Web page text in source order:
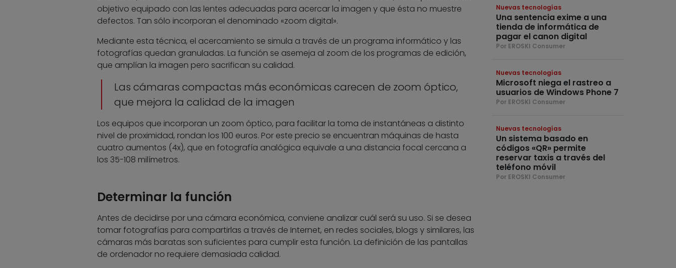
objetivo equipado con las lentes adecuadas para acercar la imagen y que ésta no muestre
defectos. Tan sólo incorporan el denominado «zoom digital».
Mediante esta técnica, el acercamiento se simula a través de un programa informático y las
fotografías quedan granuladas. La función se asemeja al zoom de los programas de edición,
que amplían la imagen pero sacrifican su calidad.
Las cámaras compactas más económicas carecen de zoom óptico,
que mejora la calidad de la imagen
Los equipos que incorporan un zoom óptico, para facilitar la toma de instantáneas a distinto
nivel de proximidad, rondan los 100 euros. Por este precio se encuentran máquinas de hasta
cuatro aumentos (4x), que en fotografía analógica equivale a una distancia focal cercana a
los 35-108 milímetros.
Determinar la función
Antes de decidirse por una cámara económica, conviene analizar cuál será su uso. Si se desea
tomar fotografías para compartirlas a través de Internet, en redes sociales, blogs y similares, las
cámaras más baratas son suficientes para cumplir esta función. La definición de las pantallas
de ordenador no requiere demasiada calidad.
Nuevas tecnologías
Una sentencia exime a una
tienda de informática de
pagar el canon digital
Por EROSKI Consumer
Nuevas tecnologías
Microsoft niega el rastreo a
usuarios de Windows Phone 7
Por EROSKI Consumer
Nuevas tecnologías
Un sistema basado en
códigos «QR» permite
reservar taxis a través del
teléfono móvil
Por EROSKI Consumer